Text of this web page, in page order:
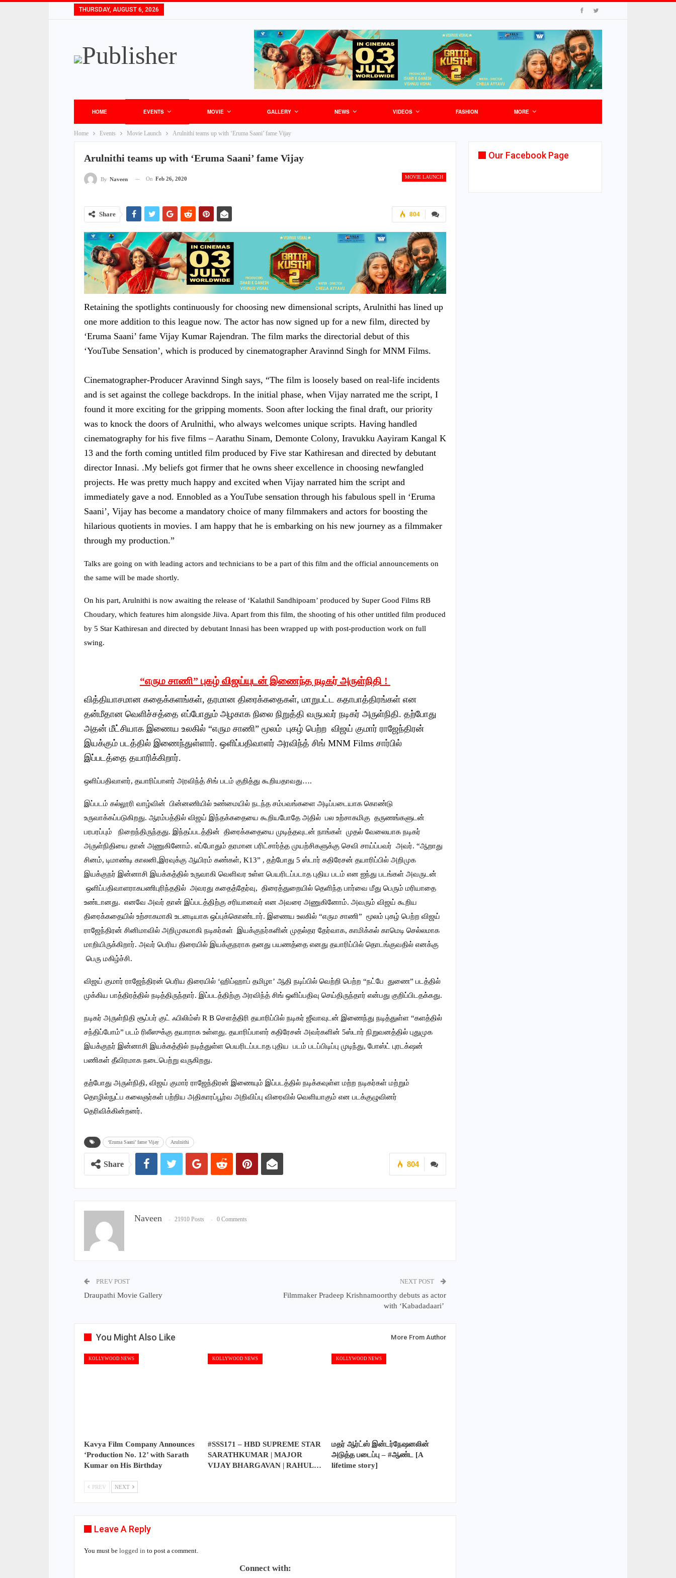
THURSDAY, AUGUST 6, 2026
HOME EVENTS MOVIE GALLERY NEWS VIDEOS FASHION MORE
Home Events Movie Launch Arulnithi teams up with ‘Eruma Saani’ fame Vijay
Arulnithi teams up with ‘Eruma Saani’ fame Vijay
MOVIE LAUNCH
By Naveen On Feb 26, 2020
804
Share
Retaining the spotlights continuously for choosing new dimensional scripts, Arulnithi has lined up
one more addition to this league now. The actor has now signed up for a new film, directed by
‘Eruma Saani’ fame Vijay Kumar Rajendran. The film marks the directorial debut of this
‘YouTube Sensation’, which is produced by cinematographer Aravinnd Singh for MNM Films.
Cinematographer-Producer Aravinnd Singh says, “The film is loosely based on real-life incidents
and is set against the college backdrops. In the initial phase, when Vijay narrated me the script, I
found it more exciting for the gripping moments. Soon after locking the final draft, our priority
was to knock the doors of Arulnithi, who always welcomes unique scripts. Having handled
cinematography for his five films – Aarathu Sinam, Demonte Colony, Iravukku Aayiram Kangal K
13 and the forth coming untitled film produced by Five star Kathiresan and directed by debutant
director Innasi. .My beliefs got firmer that he owns sheer excellence in choosing newfangled
projects. He was pretty much happy and excited when Vijay narrated him the script and
immediately gave a nod. Ennobled as a YouTube sensation through his fabulous spell in ‘Eruma
Saani’, Vijay has become a mandatory choice of many filmmakers and actors for boosting the
hilarious quotients in movies. I am happy that he is embarking on his new journey as a filmmaker
through my production.”
Talks are going on with leading actors and technicians to be a part of this film and the official announcements on
the same will be made shortly.
On his part, Arulnithi is now awaiting the release of ‘Kalathil Sandhipoam’ produced by Super Good Films RB
Choudary, which features him alongside Jiiva. Apart from this film, the shooting of his other untitled film produced
by 5 Star Kathiresan and directed by debutant Innasi has been wrapped up with post-production work on full
swing.
“எரும சாணி” புகழ் விஜய்யுடன் இணைந்த நடிகர் அருள்நிதி !
வித்தியாசமான கதைக்களங்கள், தரமான திரைக்கதைகள், மாறுபட்ட கதாபாத்திரங்கள் என
தன்மீதான வெளிச்சத்தை எப்போதும் அழகாக நிலை நிறுத்தி வருபவர் நடிகர் அருள்நிதி. தற்போது
அதன் மீட்சியாக இணைய உலகில் “எரும சாணி” மூலம் புகழ் பெற்ற விஜய் குமார் ராஜேந்திரன்
இயக்கும் படத்தில் இணைந்துள்ளார். ஒளிப்பதிவாளர் அரவிந்த் சிங் MNM Films சார்பில்
இப்படத்தை தயாரிக்கிறார்.
ஒளிப்பதிவாளர், தயாரிப்பாளர் அரவிந்த் சிங் படம் குறித்து கூறியதாவது….
இப்படம் கல்லூரி வாழ்வின் பின்னணியில் உண்மையில் நடந்த சம்பவங்களை அடிப்படையாக கொண்டு
உருவாக்கப்படுகிறது. ஆரம்பத்தில் விஜய் இந்தக்கதையை கூறியபோதே அதில் பல உற்சாகமிகு தருணங்களுடன்
பரபரப்பும் நிறைந்திருந்தது. இந்தப்படத்தின் திரைக்கதையை முடித்தவுடன் நாங்கள் முதல் வேலையாக நடிகர்
அருள்நிதியை தான் அணுகினோம். எப்போதும் தரமான பரிட்சார்த்த முயற்சிகளுக்கு செவி சாய்ப்பவர் அவர். “ஆறாது
சினம், டிமாண்டி காலனி,இரவுக்கு ஆயிரம் கண்கள், K13” , தற்போது 5 ஸ்டார் கதிரேசன் தயாரிப்பில் அறிமுக
இயக்குநர் இன்னாசி இயக்கத்தில் உருவாகி வெளிவர உள்ள பெயரிடப்படாத புதிய படம் என ஐந்து படங்கள் அவருடன்
ஒளிப்பதிவாளராகபணிபுரிந்ததில் அவரது கதைத்தேர்வு, திரைத்துறையில் தெளிந்த பார்வை மீது பெரும் மரியாதை
உண்டானது. எனவே அவர் தான் இப்படத்திற்கு சரியானவர் என அவரை அணுகினோம். அவரும் விஜய் கூறிய
திரைக்கதையில் உற்சாகமாகி உடனடியாக ஒப்புக்கொண்டார். இணைய உலகில் “எரும சாணி” மூலம் புகழ் பெற்ற விஜய்
ராஜேந்திரன் சினிமாவில் அறிமுகமாகி நடிகர்கள் இயக்குநர்களின் முதல்தர தேர்வாக, காமிக்கல் காமெடி செல்லமாக
மாறியிருக்கிறார். அவர் பெரிய திரையில் இயக்குநராக தனது பயணத்தை எனது தயாரிப்பில் தொடங்குவதில் எனக்கு
பெரு மகிழ்ச்சி.
விஜய் குமார் ராஜேந்திரன் பெரிய திரையில் ‘ஹிப்ஹாப் தமிழா’ ஆதி நடிப்பில் வெற்றி பெற்ற “நட்பே துணை” படத்தில்
முக்கிய பாத்திரத்தில் நடித்திருந்தார். இப்படத்திற்கு அரவிந்த் சிங் ஒளிப்பதிவு செய்திருந்தார் என்பது குறிப்பிடதக்கது.
நடிகர் அருள்நிதி சூப்பர் குட் ஃபிலிம்ஸ் R B சௌத்திரி தயாரிப்பில் நடிகர் ஜீவாவுடன் இணைந்து நடித்துள்ள “களத்தில்
சந்திப்போம்” படம் ரிலீஸுக்கு தயாராக உள்ளது. தயாரிப்பாளர் கதிரேசன் அவர்களின் 5ஸ்டார் நிறுவனத்தில் புதுமுக
இயக்குநர் இன்னாசி இயக்கத்தில் நடித்துள்ள பெயரிடப்படாத புதிய படம் படப்பிடிப்பு முடிந்து, போஸ்ட் புரடக்‌ஷன்
பணிகள் தீவிரமாக நடைபெற்று வருகிறது.
தற்போது அருள்நிதி, விஜய் குமார் ராஜேந்திரன் இணையும் இப்படத்தில் நடிக்கவுள்ள மற்ற நடிகர்கள் மற்றும்
தொழில்நுட்ப கலைஞர்கள் பற்றிய அதிகாரப்பூர்வ அறிவிப்பு விரைவில் வெளியாகும் என படக்குழுவினர்
தெரிவிக்கின்றனர்.
‘Eruma Saani’ fame Vijay Arulnithi
804
Share
Naveen 21910 Posts 0 Comments
PREV POST
Draupathi Movie Gallery
NEXT POST
Filmmaker Pradeep Krishnamoorthy debuts as actor
with ‘Kabadadaari’
You Might Also Like More From Author
KOLLYWOOD NEWS
Kavya Film Company Announces
‘Production No. 12’ with Sarath
Kumar on His Birthday
KOLLYWOOD NEWS
#SSS171 – HBD SUPREME STAR
SARATHKUMAR | MAJOR
VIJAY BHARGAVAN | RAHUL…
KOLLYWOOD NEWS
மதர் ஆர்ட்ஸ் இன்டர்நேஷனலின்
அடுத்த படைப்பு – #ஆண்ட [A
lifetime story]
PREV NEXT
Leave A Reply
You must be logged in to post a comment.
Connect with:
Our Facebook Page